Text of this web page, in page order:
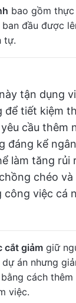
bao gồm
đầu được
tự.
tận dụng
để tiết kiệm
cầu thêm
đáng kể
làm tăng rủi
chéo
công việc cá
cắt giảm giữ
án nhưng
cách
việc.